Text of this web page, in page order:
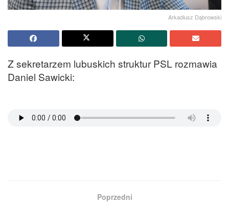
Arkadiusz Dąbrowski
Z sekretarzem lubuskich struktur PSL rozmawia
Daniel Sawicki:
Poprzedni